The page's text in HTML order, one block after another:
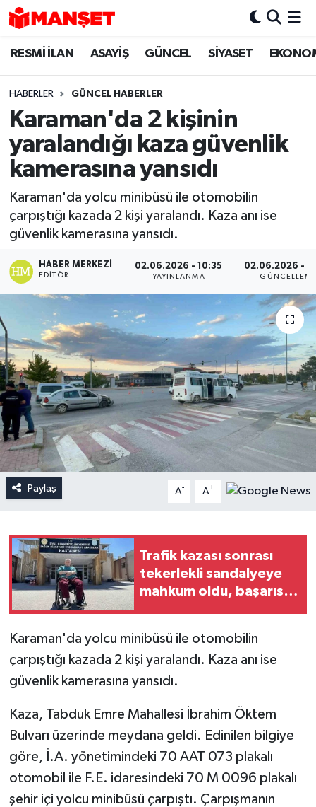
RESMİ İLAN ASAYİŞ GÜNCEL SİYASET
HABERLER GÜNCEL HABERLER
Karaman'da 2 kişinin
yaralandığı kaza güvenlik
kamerasına yansıdı
Karaman'da yolcu minibüsü ile otomobilin
çarpıştığı kazada 2 kişi yaralandı. Kaza anı ise
güvenlik kamerasına yansıdı.
HABER MERKEZI
EDITÖR
02.06.2026 - 10:35
YAYINLANMA
02.06.2026 -
Paylaş A- A+
Trafik kazası sonrası
tekerlekli sandalyeye
mahkum oldu, başarısı
Karaman'da yolcu minibüsü ile otomobilin
çarpıştığı kazada 2 kişi yaralandı. Kaza anı ise
güvenlik kamerasına yansıdı.
Kaza, Tabduk Emre Mahallesi İbrahim Öktem
Bulvarı üzerinde meydana geldi. Edinilen bilgiye
göre, İ.A. yönetimindeki 70 AAT 073 plakalı
otomobil ile F.E. idaresindeki 70 M 0096 plakalı
şehir içi yolcu minibüsü çarpıştı. Çarpışmanın
Hava Durumu
Trafik Durumu
Süper Lig Puan Durumu ve Fikstür
Tüm Manşetler
Son Dakika Haberleri
Haber Arşivi